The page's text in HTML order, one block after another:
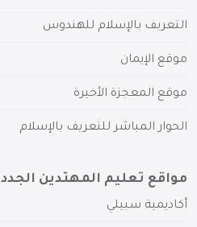
التعريف بالإسلام للهندوس
موقع الإيمان
موقع المعجزة الأخيرة
الحوار المباشر للتعريف بالإسلام
مواقع تعليم المهتدين الجدد
أكاديمية سبيلي